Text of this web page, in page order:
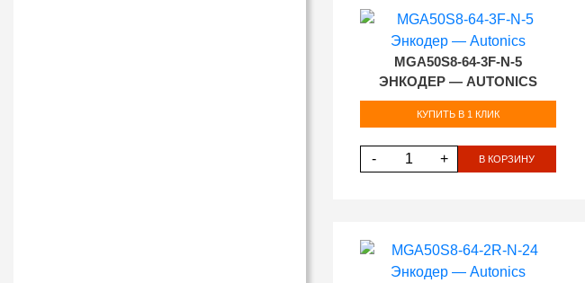
MGA50S8-64-3F-N-5
ЭНКОДЕР — AUTONICS
КУПИТЬ В 1 КЛИК
- + В КОРЗИНУ